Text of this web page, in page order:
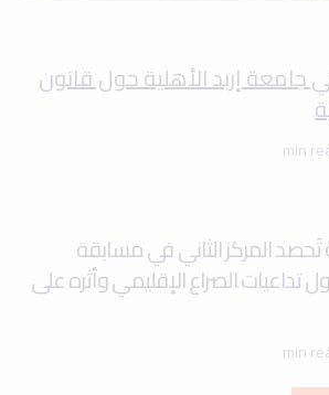
جامعة إربد الأهلية حول قانون
تَحصد المركز الثاني في مسابقة
الصراع الإقليمي وأثره على